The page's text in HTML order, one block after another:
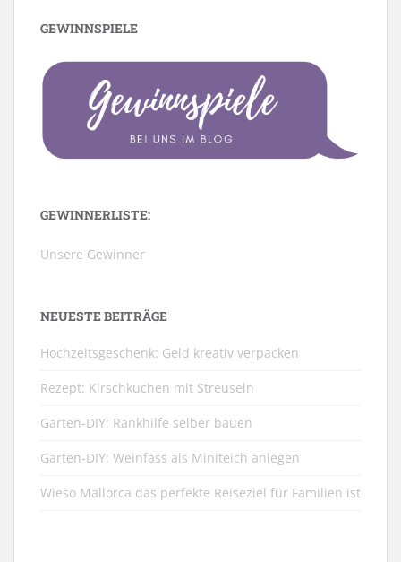
GEWINNSPIELE
GEWINNERLISTE:
Unsere Gewinner
NEUESTE BEITRÄGE
Hochzeitsgeschenk: Geld kreativ verpacken
Rezept: Kirschkuchen mit Streuseln
Garten-DIY: Rankhilfe selber bauen
Garten-DIY: Weinfass als Miniteich anlegen
Wieso Mallorca das perfekte Reiseziel für Familien ist